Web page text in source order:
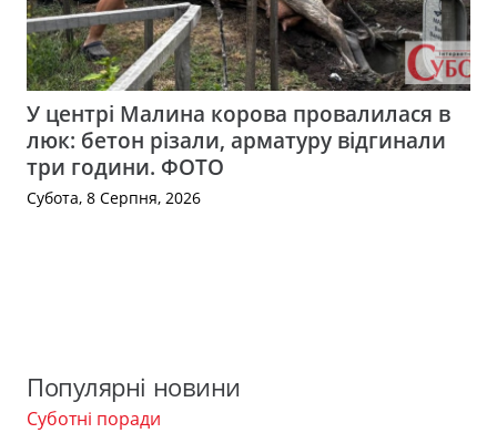
У центрі Малина корова провалилася в
люк: бетон різали, арматуру відгинали
три години. ФОТО
Субота, 8 Серпня, 2026
Популярні новини
Суботні поради